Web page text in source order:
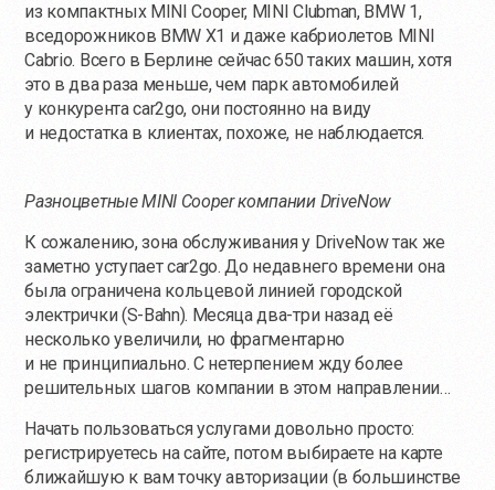
из компактных MINI Cooper, MINI Clubman, BMW 1,
вседорожников BMW X1 и даже кабриолетов MINI
Cabrio. Всего в Берлине сейчас 650 таких машин, хотя
это в два раза меньше, чем парк автомобилей
у конкурента car2go, они постоянно на виду
и недостатка в клиентах, похоже, не наблюдается.
Разноцветные MINI Cooper компании DriveNow
К сожалению, зона обслуживания у DriveNow так же
заметно уступает car2go. До недавнего времени она
была ограничена кольцевой линией городской
электрички (S-Bahn). Месяца два-три назад её
несколько увеличили, но фрагментарно
и не принципиально. С нетерпением жду более
решительных шагов компании в этом направлении…
Начать пользоваться услугами довольно просто:
регистрируетесь на сайте, потом выбираете на карте
ближайшую к вам точку авторизации (в большинстве